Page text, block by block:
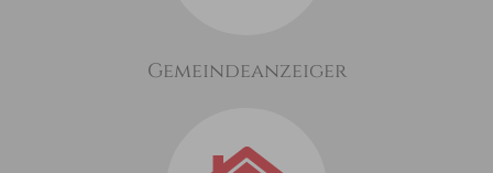
Gemeindeanzeiger